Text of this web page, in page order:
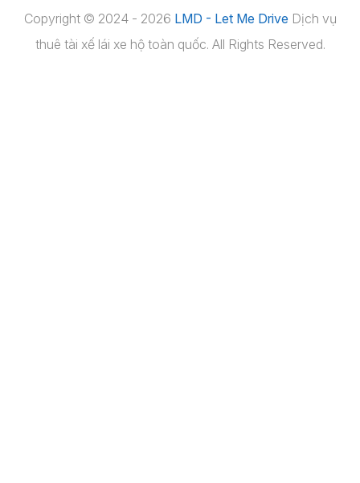
Copyright © 2024 - 2026 LMD - Let Me Drive Dịch vụ
thuê tài xế lái xe hộ toàn quốc. All Rights Reserved.